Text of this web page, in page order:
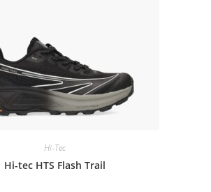
Hi-Tec
Hi-tec HTS Flash Trail